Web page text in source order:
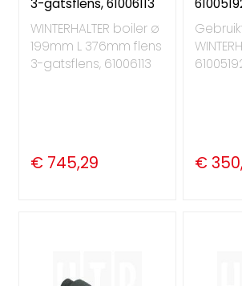
WINTERHALTER boiler ø
199mm L 376mm flens
3-gatsflens, 61006113
€ 745,29 €